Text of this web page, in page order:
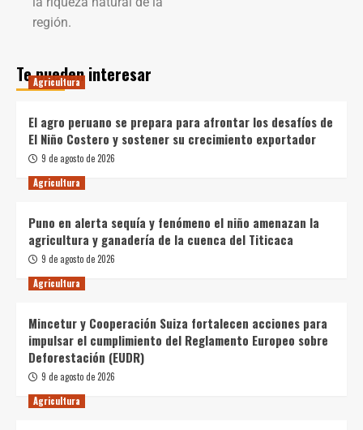
región.
Te pueden interesar
Agricultura
El agro peruano se prepara para afrontar los desafíos de
El Niño Costero y sostener su crecimiento exportador
9 de agosto de 2026
Agricultura
Puno en alerta sequía y fenómeno el niño amenazan la
agricultura y ganadería de la cuenca del Titicaca
9 de agosto de 2026
Agricultura
Mincetur y Cooperación Suiza fortalecen acciones para
impulsar el cumplimiento del Reglamento Europeo sobre
Deforestación (EUDR)
9 de agosto de 2026
Agricultura